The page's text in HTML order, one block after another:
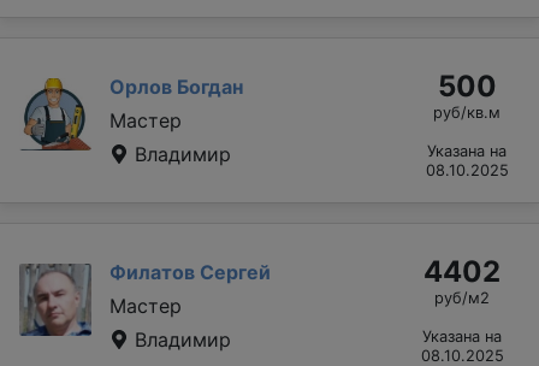
Орлов Богдан
Мастер
Владимир
500
руб/кв.м
Указана на
08.10.2025
Филатов Сергей
Мастер
Владимир
4402
руб/м2
Указана на
08.10.2025